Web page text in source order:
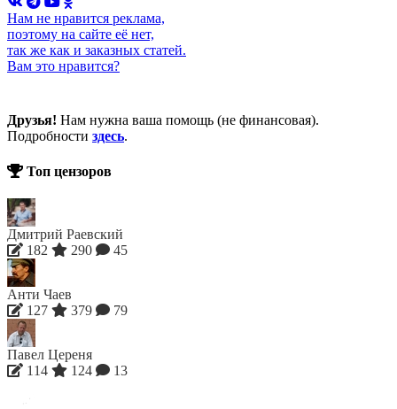
Нам не нравится реклама,
поэтому на сайте её нет,
так же как и заказных статей.
Вам это нравится?
Друзья! Нам нужна ваша помощь (не финансовая).
Подробности здесь.
Топ цензоров
Дмитрий Раевский
182
290 45
Анти Чаев
127
379 79
Павел Цереня
114
124 13